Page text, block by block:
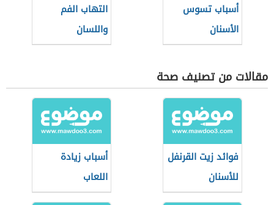
أسباب تسوس
الأسنان
التهاب الفم
واللسان
مقالات من تصنيف صحة
فوائد زيت القرنفل
للأسنان
أسباب زيادة
اللعاب